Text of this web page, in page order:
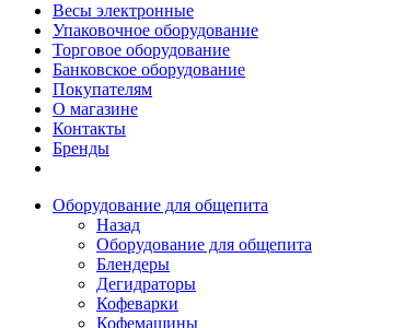
Весы электронные
Упаковочное оборудование
Торговое оборудование
Банковское оборудование
Покупателям
О магазине
Контакты
Бренды
Оборудование для общепита
Назад
Оборудование для общепита
Блендеры
Дегидраторы
Кофеварки
Кофемашины